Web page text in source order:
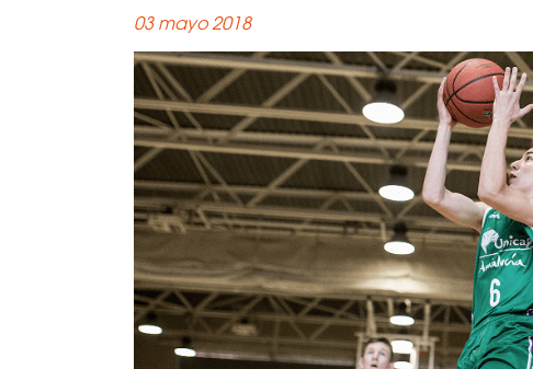
03 mayo 2018